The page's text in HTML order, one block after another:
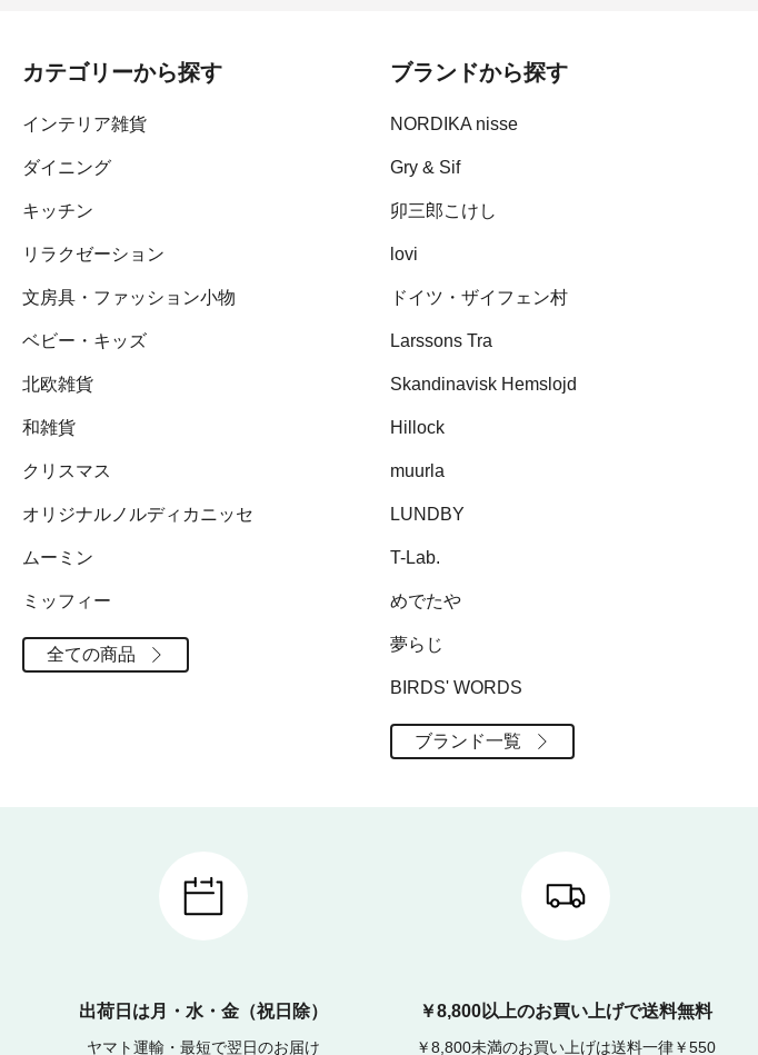
カテゴリーから探す
インテリア雑貨
ダイニング
キッチン
リラクゼーション
文房具・ファッション小物
ベビー・キッズ
北欧雑貨
和雑貨
クリスマス
オリジナルノルディカニッセ
ムーミン
ミッフィー
全ての商品
ブランドから探す
NORDIKA nisse
Gry & Sif
卯三郎こけし
lovi
ドイツ・ザイフェン村
Larssons Tra
Skandinavisk Hemslojd
Hillock
muurla
LUNDBY
T-Lab.
めでたや
夢らじ
BIRDS' WORDS
ブランド一覧
出荷日は月・水・金（祝日除）
ヤマト運輸・最短で翌日のお届け
￥8,800以上のお買い上げで送料無料
￥8,800未満のお買い上げは送料一律￥550